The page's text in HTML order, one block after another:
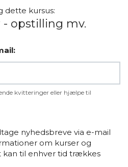
dette kursus:
opstilling mv.
kvitteringer eller hjælpe til
nyhedsbreve via e-mail
om kurser og
kan til enhver tid trækkes